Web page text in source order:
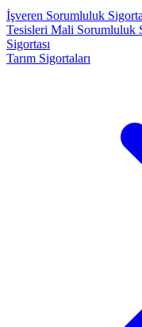
İşveren Sorumluluk
Tesisleri Mali Sorumluluk
Sigortası
Tarım Sigortaları